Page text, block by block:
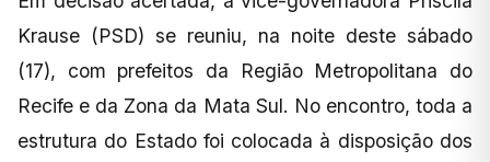
Krause (PSD) se reuniu, na noite deste sábado
(17), com prefeitos da Região Metropolitana do
Recife e da Zona da Mata Sul. No encontro, toda a
estrutura do Estado foi colocada à disposição dos